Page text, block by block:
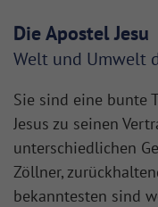
Die Apostel Jesu
Welt und Umwelt
Sie sind eine bunte
Jesus zu seinen
unterschiedlichen
Zöllner,
bekanntesten sind